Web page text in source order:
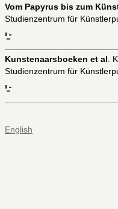
Vom Papyrus bis zum
Studienzentrum für
Kunstenaarsboeken et al .
Studienzentrum für
English